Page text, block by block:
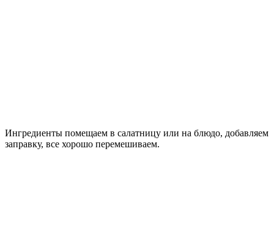
Ингредиенты помещаем в салатницу или на блюдо, добавляем
заправку, все хорошо перемешиваем.